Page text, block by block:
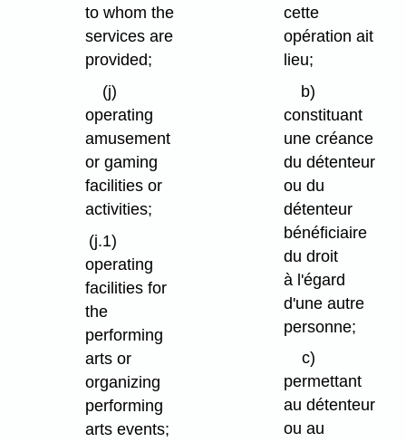
to whom the
services are
provided;
(j)
operating
amusement
or gaming
facilities or
activities;
(j.1)
operating
facilities for
the
performing
arts or
organizing
performing
arts events;
cette
opération ait
lieu;
b)
constituant
une créance
du détenteur
ou du
détenteur
bénéficiaire
du droit
à l'égard
d'une autre
personne;
c)
permettant
au détenteur
ou au